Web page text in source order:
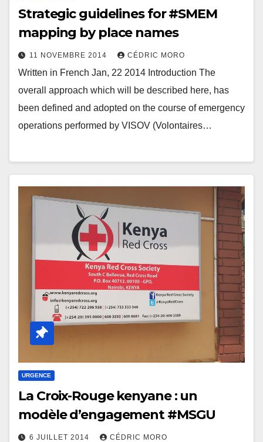
Strategic guidelines for #SMEM
mapping by place names
11 NOVEMBRE 2014 CÉDRIC MORO
Written in French Jan, 22 2014 Introduction The
overall approach which will be described here, has
been defined and adopted on the course of emergency
operations performed by VISOV (Volontaires…
URGENCE
La Croix-Rouge kenyane : un
modèle d’engagement #MSGU
6 JUILLET 2014 CÉDRIC MORO